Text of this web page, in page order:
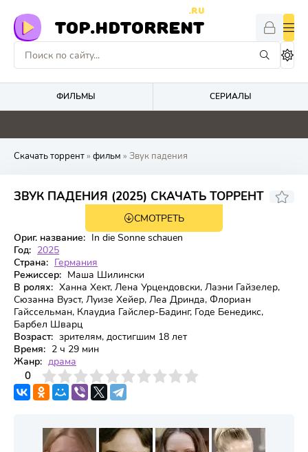
TOP.HDTORRENT
.RU
ФИЛЬМЫ СЕРИАЛЫ
0 0 0 0
Скачать торрент» фильм » Звук падения
ЗВУК ПАДЕНИЯ (2025) СКАЧАТЬ ТОРРЕНТ
6.723 7.2
СМОТРЕТЬ
Ориг. название: In die Sonne schauen
Год: 2025
Страна: Германия
Режиссер: Маша Шилински
В ролях: Ханна Хект, Лена Урцендовски, Лаэни Гайзелер,
Сюзанна Вуэст, Луизе Хейер, Леа Дринда, Флориан
Гайссельман, Клаудиа Гайслер-Бадинг, Годе Бенедикс,
Барбел Шварц
Возраст: зрителям, достигшим 18 лет
Время: 2 ч 29 мин
Жанр: драма
0
4 6 7 8 9 10